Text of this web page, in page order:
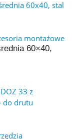
montażowe
60×40,